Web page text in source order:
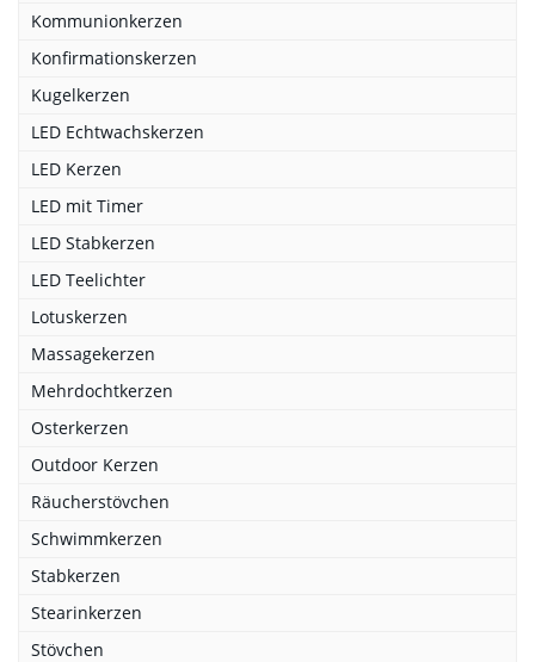
Kommunionkerzen
Konfirmationskerzen
Kugelkerzen
LED Echtwachskerzen
LED Kerzen
LED mit Timer
LED Stabkerzen
LED Teelichter
Lotuskerzen
Massagekerzen
Mehrdochtkerzen
Osterkerzen
Outdoor Kerzen
Räucherstövchen
Schwimmkerzen
Stabkerzen
Stearinkerzen
Stövchen